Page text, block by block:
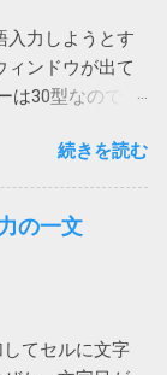
ろ、改善しま
インはろくなこ
のページをご
通知 アドインで
アドインをオ
決しませんで
くなりま...
ートされてい
ラウザーの使用
てしまいま
やIE（Internet
れではと、オ
ってみるとオ
了が来年2022
使っていたアレ
入しているの
いたいです。
入力しようとす
ィンドウが出て
は30型なので
しばしば発生し
に職場内からも
せてみました。
でき、Teams
いるけれど時期
でもいいから
ラウザや他のア
続きを読む
の一文
てセルに文字